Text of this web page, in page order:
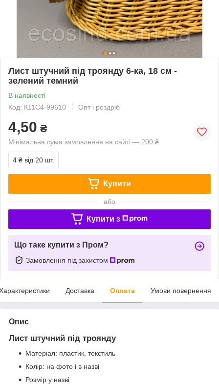
Лист штучний під троянду 6-ка, 18 см -
зелений темний
В наявності
Код: К11С4-99610
Опт і роздріб
4,50 ₴
Мінімальна сума замовлення на сайті — 200 ₴
4 ₴ від 20 шт.
Купити
або
Купити з
Що таке купити з Пром?
Замовлення під захистом
Доставка Оплата Умови повернення
Опис
Лист штучний під троянду
Матеріал: пластик, текстиль
Колір: на фото і в назві
Розмір у назві